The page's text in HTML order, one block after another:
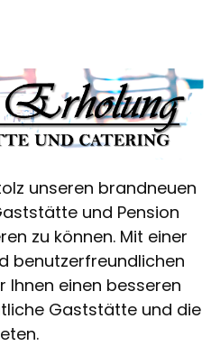
unseren brandneuen
und Pension
zu können. Mit einer
benutzerfreundlichen
einen besseren
Gaststätte und die